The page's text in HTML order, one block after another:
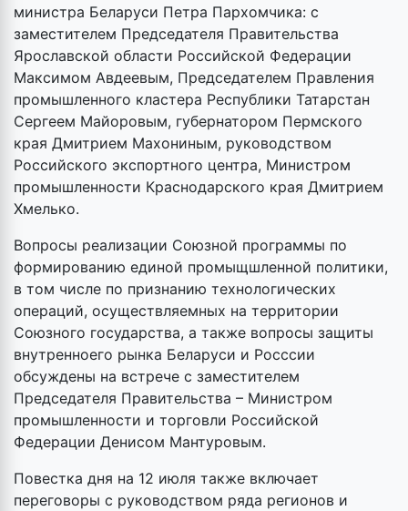
министра Беларуси Петра Пархомчика: с
заместителем Председателя Правительства
Ярославской области Российской Федерации
Максимом Авдеевым, Председателем Правления
промышленного кластера Республики Татарстан
Сергеем Майоровым, губернатором Пермского
края Дмитрием Махониным, руководством
Российского экспортного центра, Министром
промышленности Краснодарского края Дмитрием
Хмелько.
Вопросы реализации Союзной программы по
формированию единой промыщшленной политики,
в том числе по признанию технологических
операций, осуществляемных на территории
Союзного государства, а также вопросы защиты
внутренноего рынка Беларуси и Росссии
обсуждены на встрече с заместителем
Председателя Правительства – Министром
промышленности и торговли Российской
Федерации Денисом Мантуровым.
Повестка дня на 12 июля также включает
переговоры с руководством ряда регионов и